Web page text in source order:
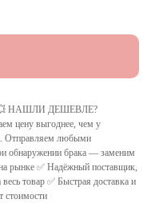
НАШЛИ ДЕШЕВЛЕ?
цену выгоднее, чем у
Отправляем любыми
обнаружении брака — заменим
рынке ✅ Надёжный поставщик,
товар ✅ Быстрая доставка и
стоимости